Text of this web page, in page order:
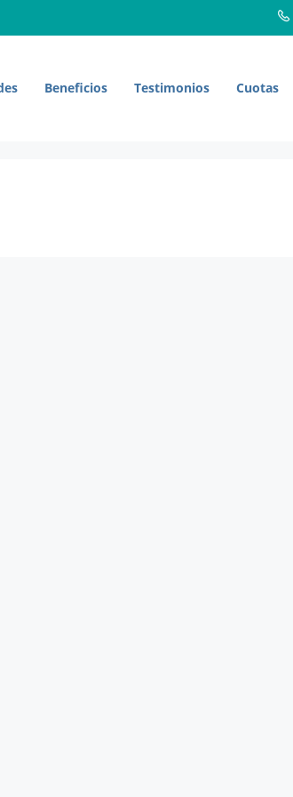
Beneficios Testimonios Cuotas